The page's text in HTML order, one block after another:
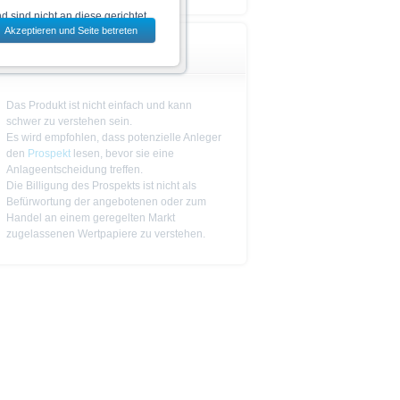
Das Produkt ist nicht einfach und kann
schwer zu verstehen sein.
Es wird empfohlen, dass potenzielle Anleger
den Prospekt lesen, bevor sie eine
Anlageentscheidung treffen.
Die Billigung des Prospekts ist nicht als
Befürwortung der angebotenen oder zum
Handel an einem geregelten Markt
zugelassenen Wertpapiere zu verstehen.
sind nicht an diese gerichtet.
jeweils ausgewählten Land
den Wertpapieren
Endgültigen
das allein verbindliche
einer Anlageentscheidung
Die Billigung des
Ankündigung ändern kann.
in bestimmten
für Rechnung von US-
in denen dies nach
enthaltenen
US-Personen oder in den
Akzeptieren und Seite betreten